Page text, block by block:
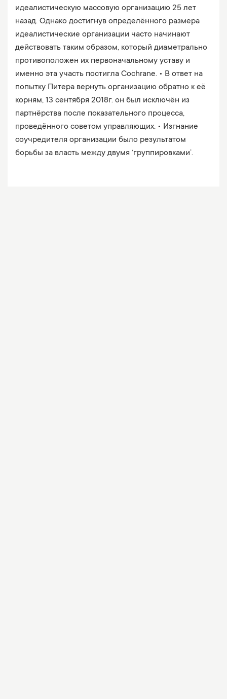
идеалистическую массовую организацию 25 лет
назад. Однако достигнув определённого размера
идеалистические организации часто начинают
действовать таким образом, который диаметрально
противоположен их первоначальному уставу и
именно эта участь постигла Cochrane. • В ответ на
попытку Питера вернуть организацию обратно к её
корням, 13 сентября 2018г. он был исключён из
партнёрства после показательного процесса,
проведённого советом управляющих. • Изгнание
соучредителя организации было результатом
борьбы за власть между двумя ‘группировками’.